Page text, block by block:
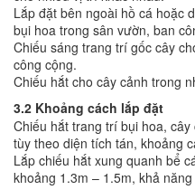
Lắp đặt bên ngoài hồ cá hoặc
bụi hoa trong sân vườn, ban
Chiếu sáng trang trí gốc cây
công cộng.
Chiếu hắt cho cây cảnh trong
3.2 Khoảng cách lắp đặt
Chiếu hắt trang trí bụi hoa,
tùy theo diện tích tán, khoảng
Lắp chiếu hắt xung quanh bể
khoảng 1.3m – 1.5m, khả